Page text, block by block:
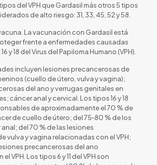
del VPH que Gardasil más otros 5 tipos
de alto riesgo: 31, 33, 45, 52 y 58.
La vacunación con Gardasil está
frente a enfermedades causadas
y 18 del Virus del Papiloma Humano (VPH).
incluyen lesiones precancerosas de
(cuello de útero, vulva y vagina);
del ano y verrugas genitales en
cáncer anal y cervical. Los tipos 16 y 18
de aproximadamente el 70 % de
de cuello de útero; del 75‑80 % de los
del 70 % de las lesiones
vulva y vagina relacionadas con el VPH;
precancerosas del ano
VPH. Los tipos 6 y 11 del VPH son